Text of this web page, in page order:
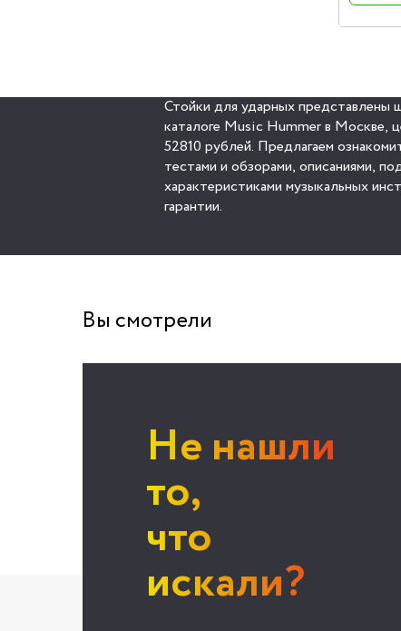
Стойки для ударных представлены
каталоге Music Hummer в Москве,
52810 рублей. Предлагаем
тестами и обзорами, описаниями,
характеристиками музыкальных
гарантии.
Вы смотрели
Не нашли
то,
что
искали?